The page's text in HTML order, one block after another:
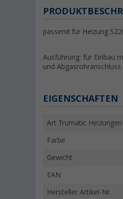
passend für Heizung
Ausführung: für Einbau
und Abgasrohranschluss
EIGENSCHAFTEN
Art Trumatic Heizungen
Farbe
Gewicht
EAN
Hersteller Artikel-Nr.